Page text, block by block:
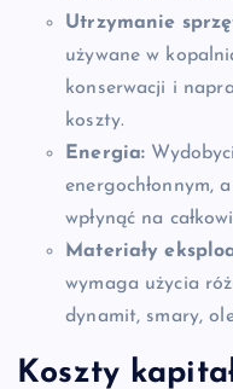
Utrzymanie
używane w
konserwacji i
koszty.
Energia:
energochłonnym,
wpłynąć na
Materiały
wymaga użycia
dynamit, smary,
Koszty